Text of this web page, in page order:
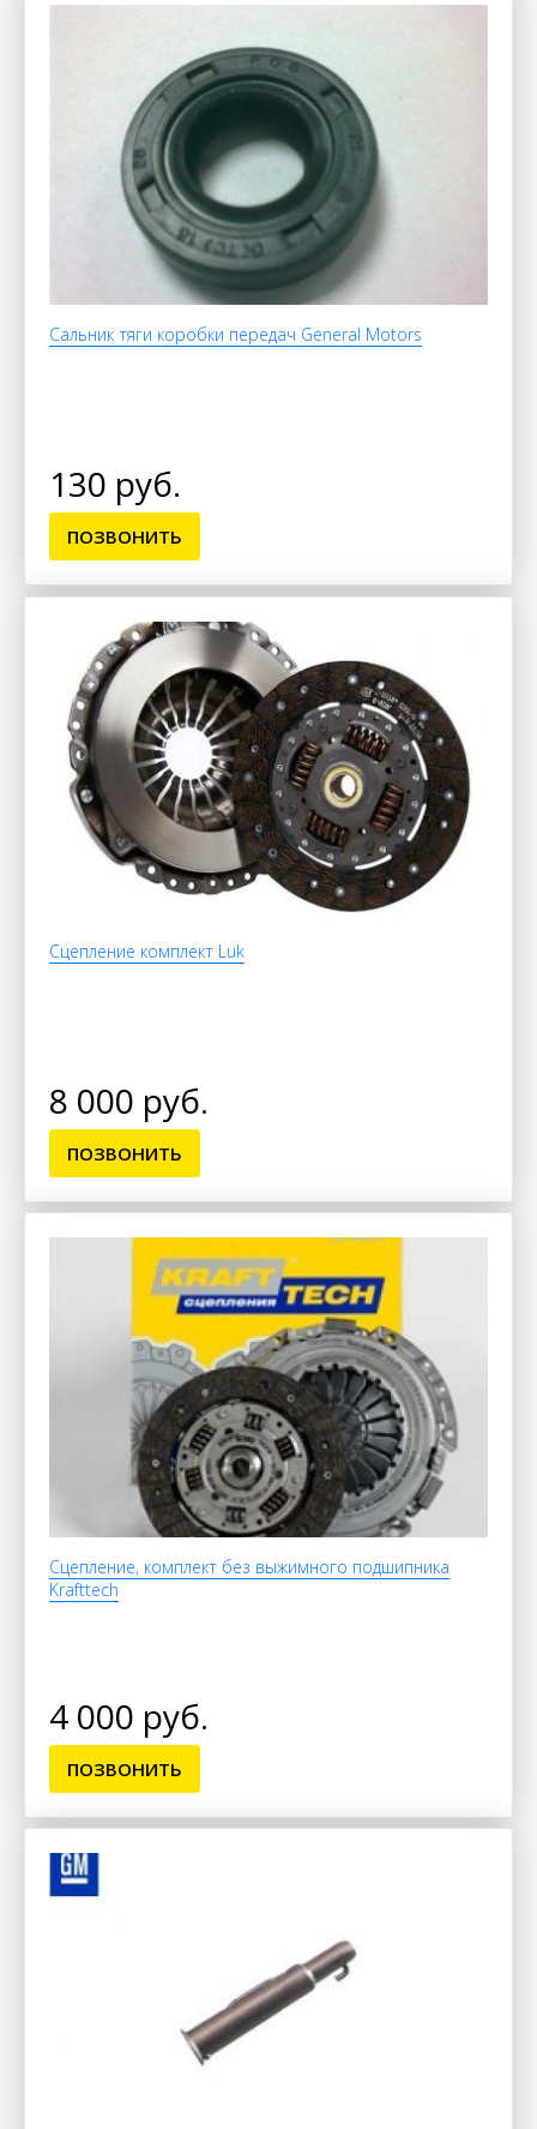
Сальник тяги коробки передач General Motors
130 руб.
ПОЗВОНИТЬ
Сцепление комплект Luk
8 000 руб.
ПОЗВОНИТЬ
Сцепление, комплект без выжимного подшипника
Krafttech
4 000 руб.
ПОЗВОНИТЬ